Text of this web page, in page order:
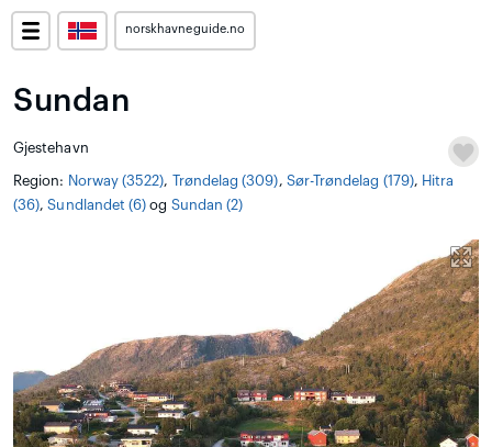
norskhavneguide.no
Sundan
Gjestehavn
Region: Norway (3522), Trøndelag (309), Sør-Trøndelag (179), Hitra
(36),Sundlandet (6) og Sundan (2)